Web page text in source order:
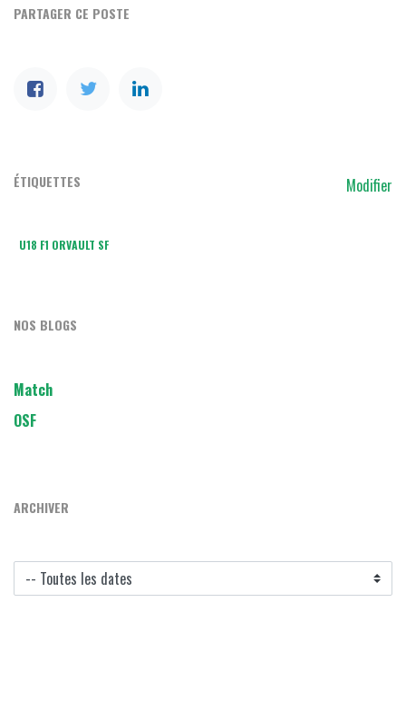
PARTAGER CE POSTE
ÉTIQUETTES Modifier
U18 F1 ORVAULT SF
NOS BLOGS
Match
OSF
ARCHIVER